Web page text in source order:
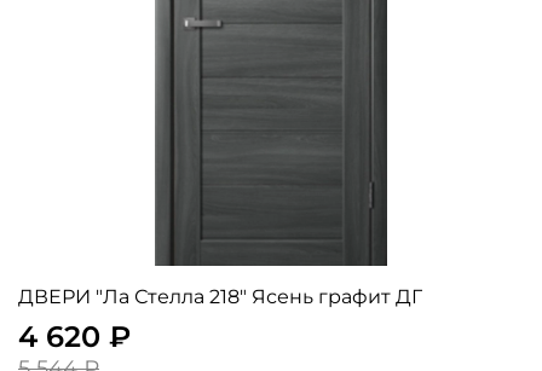
ДВЕРИ "Ла Стелла 218" Ясень графит ДГ
4 620 ₽